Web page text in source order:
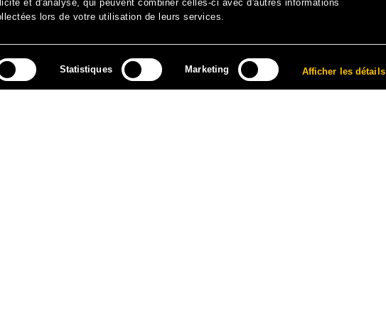
et d'analyse, qui peuvent combiner celles-ci avec d'autres informations
lors de votre utilisation de leurs services.
Statistiques Marketing Afficher les détails